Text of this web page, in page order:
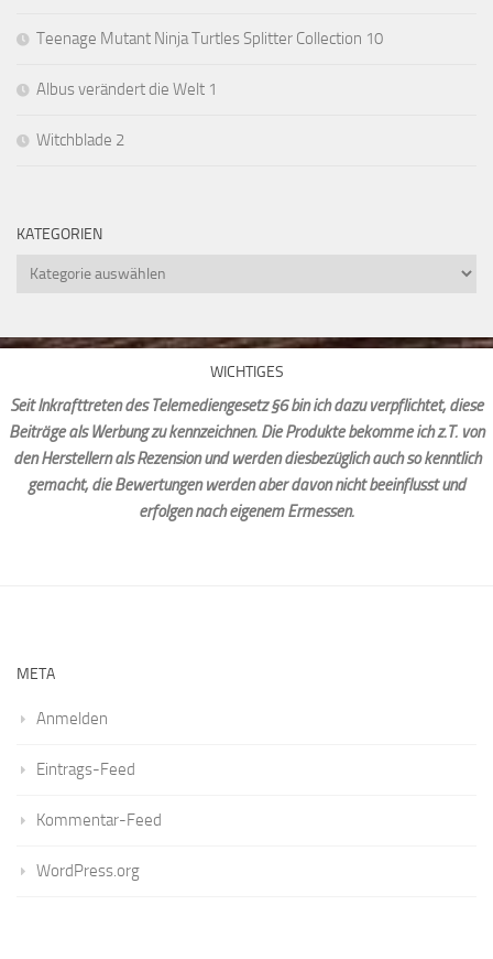
Teenage Mutant Ninja Turtles Splitter Collection 10
Albus verändert die Welt 1
Witchblade 2
KATEGORIEN
Kategorien
WICHTIGES
Seit Inkrafttreten des Telemediengesetz §6 bin ich dazu verpflichtet, diese
Beiträge als Werbung zu kennzeichnen. Die Produkte bekomme ich z.T. von
den Herstellern als Rezension und werden diesbezüglich auch so kenntlich
gemacht, die Bewertungen werden aber davon nicht beeinflusst und
erfolgen nach eigenem Ermessen.
META
Anmelden
Eintrags-Feed
Kommentar-Feed
WordPress.org